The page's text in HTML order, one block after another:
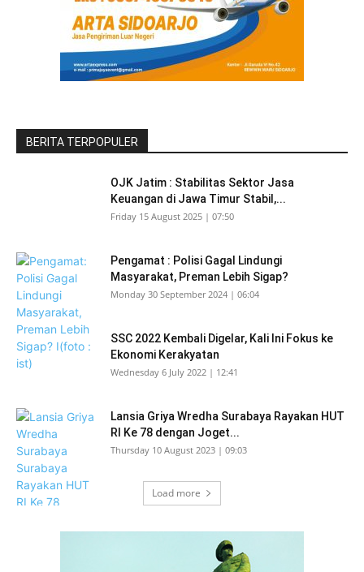
BERITA TERPOPULER
OJK Jatim : Stabilitas Sektor Jasa
Keuangan di Jawa Timur Stabil,...
Friday 15 August 2025 | 07:50
Pengamat : Polisi Gagal Lindungi
Masyarakat, Preman Lebih Sigap?
Monday 30 September 2024 | 06:04
SSC 2022 Kembali Digelar, Kali Ini Fokus ke
Ekonomi Kerakyatan
Wednesday 6 July 2022 | 12:41
Lansia Griya Wredha Surabaya Rayakan HUT
RI Ke 78 dengan Joget...
Thursday 10 August 2023 | 09:03
Load more